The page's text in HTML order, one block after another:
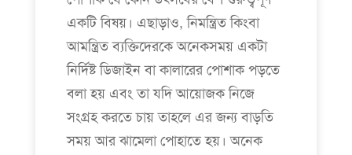
একটি বিষয়। এছাড়াও, নিমন্ত্রিত কিংবা
আমন্ত্রিত ব্যক্তিদেরকে অনেকসময় একটা
নির্দিষ্ট ডিজাইন বা কালারের পোশাক পড়তে
বলা হয় এবং তা যদি আয়োজক নিজে
সংগ্রহ করতে চায় তাহলে এর জন্য বাড়তি
সময় আর ঝামেলা পোহাতে হয়। অনেক